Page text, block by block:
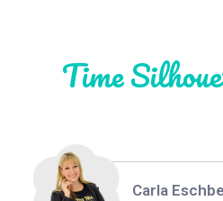
Time Thiara Ney
Carla